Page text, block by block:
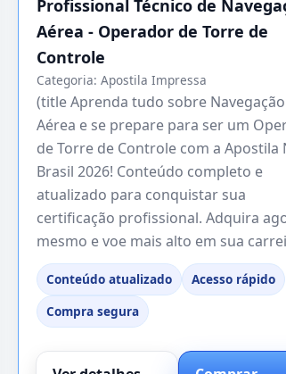
Profissional Técnico de
Aérea - Operador de Torre de
Controle
Categoria: Apostila Impressa
(title Aprenda tudo sobre Navegação
Aérea e se prepare para ser um
de Torre de Controle com a Apostila
Brasil 2026! Conteúdo completo e
atualizado para conquistar sua
certificação profissional. Adquira
mesmo e voe mais alto em sua
Conteúdo atualizado
Acesso rápido
Compra segura